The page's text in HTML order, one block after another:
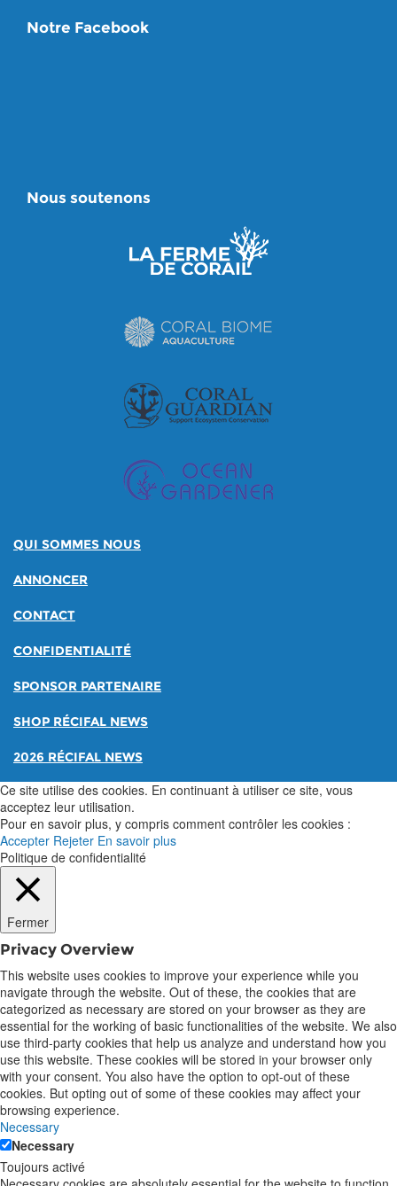
Notre Facebook
Nous soutenons
QUI SOMMES NOUS
ANNONCER
CONTACT
CONFIDENTIALITÉ
SPONSOR PARTENAIRE
SHOP RÉCIFAL NEWS
2026 RÉCIFAL NEWS
Ce site utilise des cookies. En continuant à utiliser ce site, vous
acceptez leur utilisation.
Pour en savoir plus, y compris comment contrôler les cookies :
Accepter Rejeter En savoir plus
Politique de confidentialité
Fermer
Privacy Overview
This website uses cookies to improve your experience while you
navigate through the website. Out of these, the cookies that are
categorized as necessary are stored on your browser as they are
essential for the working of basic functionalities of the website. We also
use third-party cookies that help us analyze and understand how you
use this website. These cookies will be stored in your browser only
with your consent. You also have the option to opt-out of these
cookies. But opting out of some of these cookies may affect your
browsing experience.
Necessary
Necessary
Toujours activé